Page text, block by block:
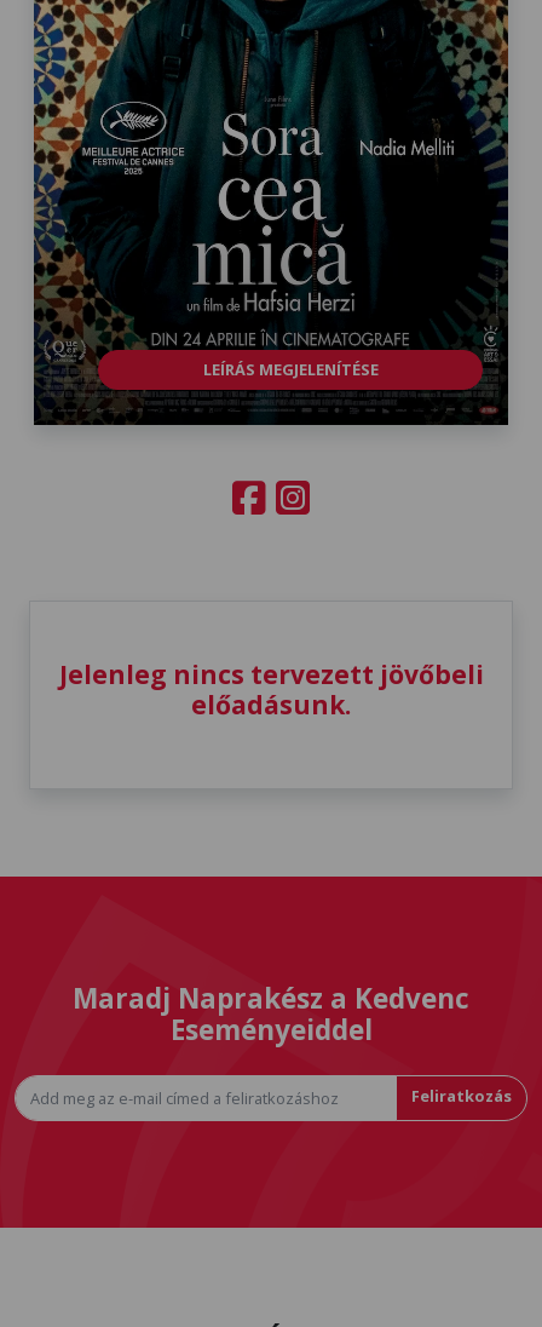
LEÍRÁS MEGJELENÍTÉSE
Jelenleg nincs tervezett jövőbeli
előadásunk.
Maradj Naprakész a Kedvenc
Eseményeiddel
Feliratkozás